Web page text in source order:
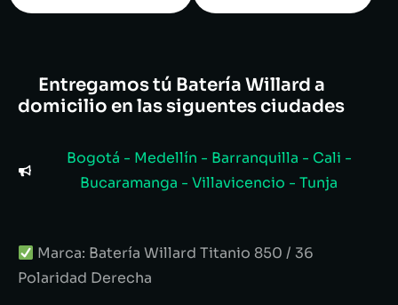
Entregamos tú Batería Willard a
domicilio en las siguentes ciudades
Bogotá - Medellín - Barranquilla - Cali -
Bucaramanga - Villavicencio - Tunja
Marca: Batería Willard Titanio 850 / 36
Polaridad Derecha